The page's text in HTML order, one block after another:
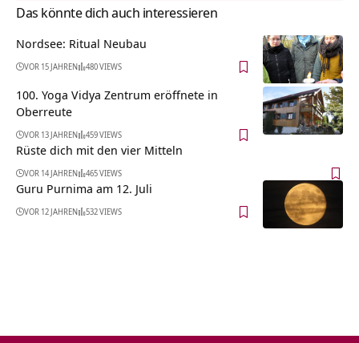
Das könnte dich auch interessieren
Nordsee: Ritual Neubau
VOR 15 JAHREN 480 VIEWS
100. Yoga Vidya Zentrum eröffnete in
Oberreute
VOR 13 JAHREN 459 VIEWS
Rüste dich mit den vier Mitteln
VOR 14 JAHREN 465 VIEWS
Guru Purnima am 12. Juli
VOR 12 JAHREN 532 VIEWS